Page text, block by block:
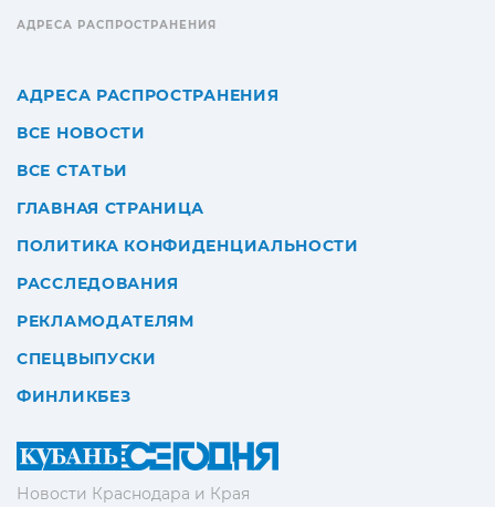
Новости Краснодара и Края
АДРЕСА РАСПРОСТРАНЕНИЯ
АДРЕСА РАСПРОСТРАНЕНИЯ
ВСЕ НОВОСТИ
ВСЕ СТАТЬИ
ГЛАВНАЯ СТРАНИЦА
ПОЛИТИКА КОНФИДЕНЦИАЛЬНОСТИ
РАССЛЕДОВАНИЯ
РЕКЛАМОДАТЕЛЯМ
СПЕЦВЫПУСКИ
ФИНЛИКБЕЗ